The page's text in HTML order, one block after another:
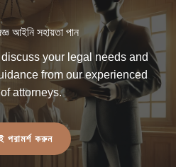
আইনি সহায়তা পান
your legal needs and
from our experienced
attorneys.
পরামর্শ করুন